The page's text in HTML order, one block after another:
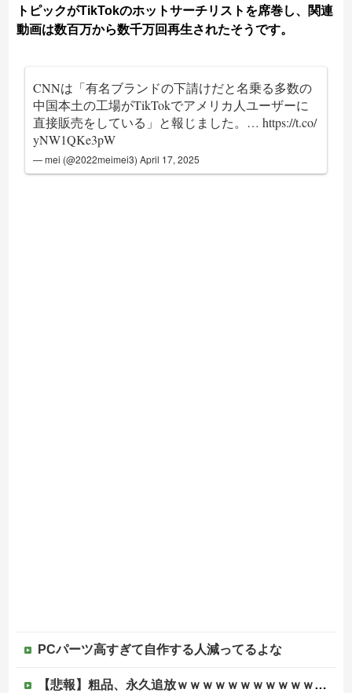
トピックがTikTokのホットサーチリストを席巻し、関連
動画は数百万から数千万回再生されたそうです。
CNNは「有名ブランドの下請けだと名乗る多数の
中国本土の工場がTikTokでアメリカ人ユーザーに
直接販売をしている」と報じました。…https://t.co/
yNW1QKe3pW
— mei (@2022meimei3)April 17, 2025
PCパーツ高すぎて自作する人減ってるよな
【悲報】粗品、永久追放ｗｗｗｗｗｗｗｗｗｗｗｗｗｗｗ（証拠あり）